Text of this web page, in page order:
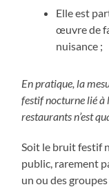
Elle est
œuvre de
nuisance ;
En pratique, la
festif nocturne lié à
restaurants n’est
Soit le bruit festif
public, rarement
un ou des